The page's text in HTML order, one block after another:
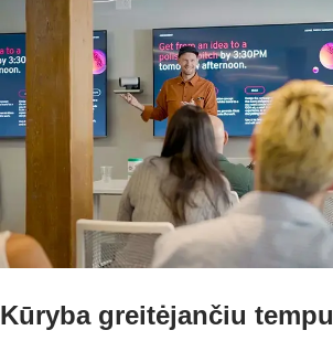
Kūryba greitėjančiu tempu